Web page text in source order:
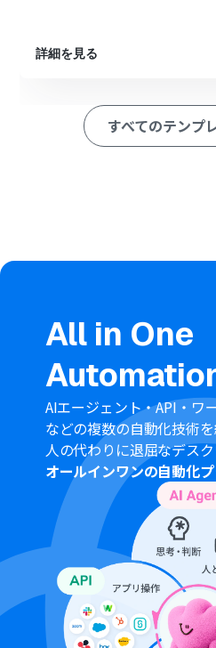
し、ファイルがアップロー
ます。
ペレーション」：トリガー起動後
値を変数として埋め込むこ
Gmail、Google Drive、
携してください。
Microsoft365（旧Office365
般法人向けプラン（
般法人向けプランに加入し
する可能性があります。
分岐はパーソナルプラン以
る機能（オペレーション）
ンの場合は設定しているフ
はエラーとなりますので、
パーソナルプランなどの有
イアルを行うことが可能で
対象のアプリや機能（オペ
ができます。
トリガーは5分、10分、15
間隔を選択できます。
プランによって最短の起動
ください。
詳細を見る
すべてのテンプ
All in One
AIエージェント・API・ワ
などの複数の自動化技術を
人の代わりに退屈なデス
オールインワンの自動化